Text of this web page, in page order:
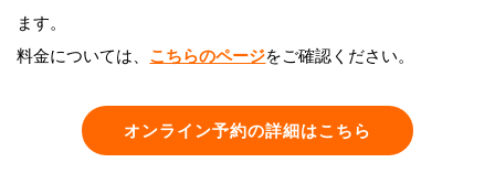
ます。
料金については、 こちらのページをご確認ください。
オンライン予約の詳細はこちら